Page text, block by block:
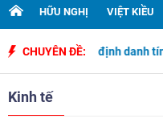
HỮU NGHỊ VIỆT KIỀU
CHUYÊN ĐỀ:
và xác định danh tính hài
Kinh tế